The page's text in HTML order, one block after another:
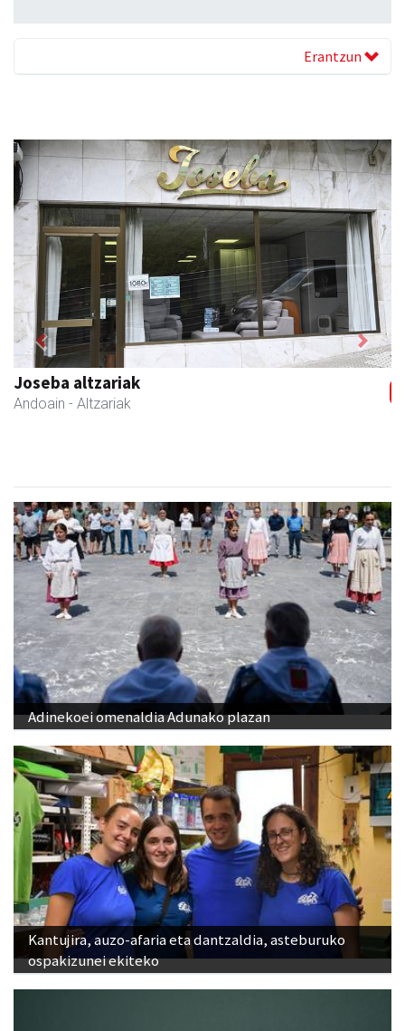
Erantzun
Joseba altzariak
Andoain - Altzariak
Previous Next
Adinekoei omenaldia Adunako plazan
Kantujira, auzo-afaria eta dantzaldia, asteburuko
ospakizunei ekiteko